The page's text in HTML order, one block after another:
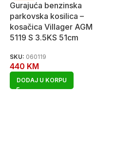
Gurajuća benzinska
parkovska kosilica –
kosačica Villager AGM
5119 S 3.5KS 51cm
SKU: 060119
440 KM
DODAJ U KORPU